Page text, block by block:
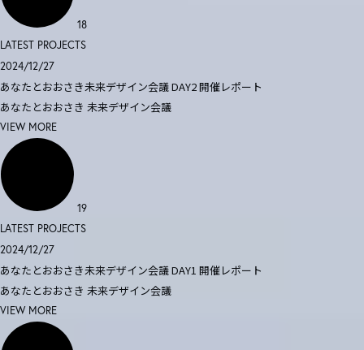
18
LATEST PROJECTS
2024/12/27
あなたとおおさき未来デザイン会議 DAY2 開催レポート
あなたとおおさき 未来デザイン会議
VIEW MORE
19
LATEST PROJECTS
2024/12/27
あなたとおおさき未来デザイン会議 DAY1 開催レポート
あなたとおおさき 未来デザイン会議
VIEW MORE